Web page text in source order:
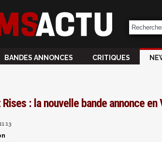
BANDES ANNONCES CRITIQUES
: la nouvelle bande annonce en